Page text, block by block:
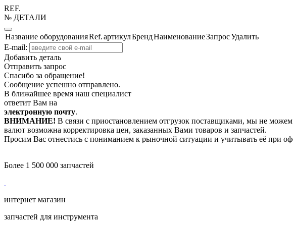
REF.
№ ДЕТАЛИ
Название оборудованияRef.артикулБрендНаименованиеЗапросУдалить
E-mail:
Добавить деталь
Отправить запрос
Спасибо за обращение!
Сообщение успешно отправлено.
В ближайшее время наш специалист
ответит Вам на
электронную почту.
ВНИМАНИЕ! В связи с приостановлением отгрузок поставщиками, мы не
валют возможна корректировка цен, заказанных Вами товаров и запчастей.
Просим Вас отнестись с пониманием к рыночной ситуации и учитывать её при
Более 1 500 000 запчастей
интернет магазин
запчастей для инструмента